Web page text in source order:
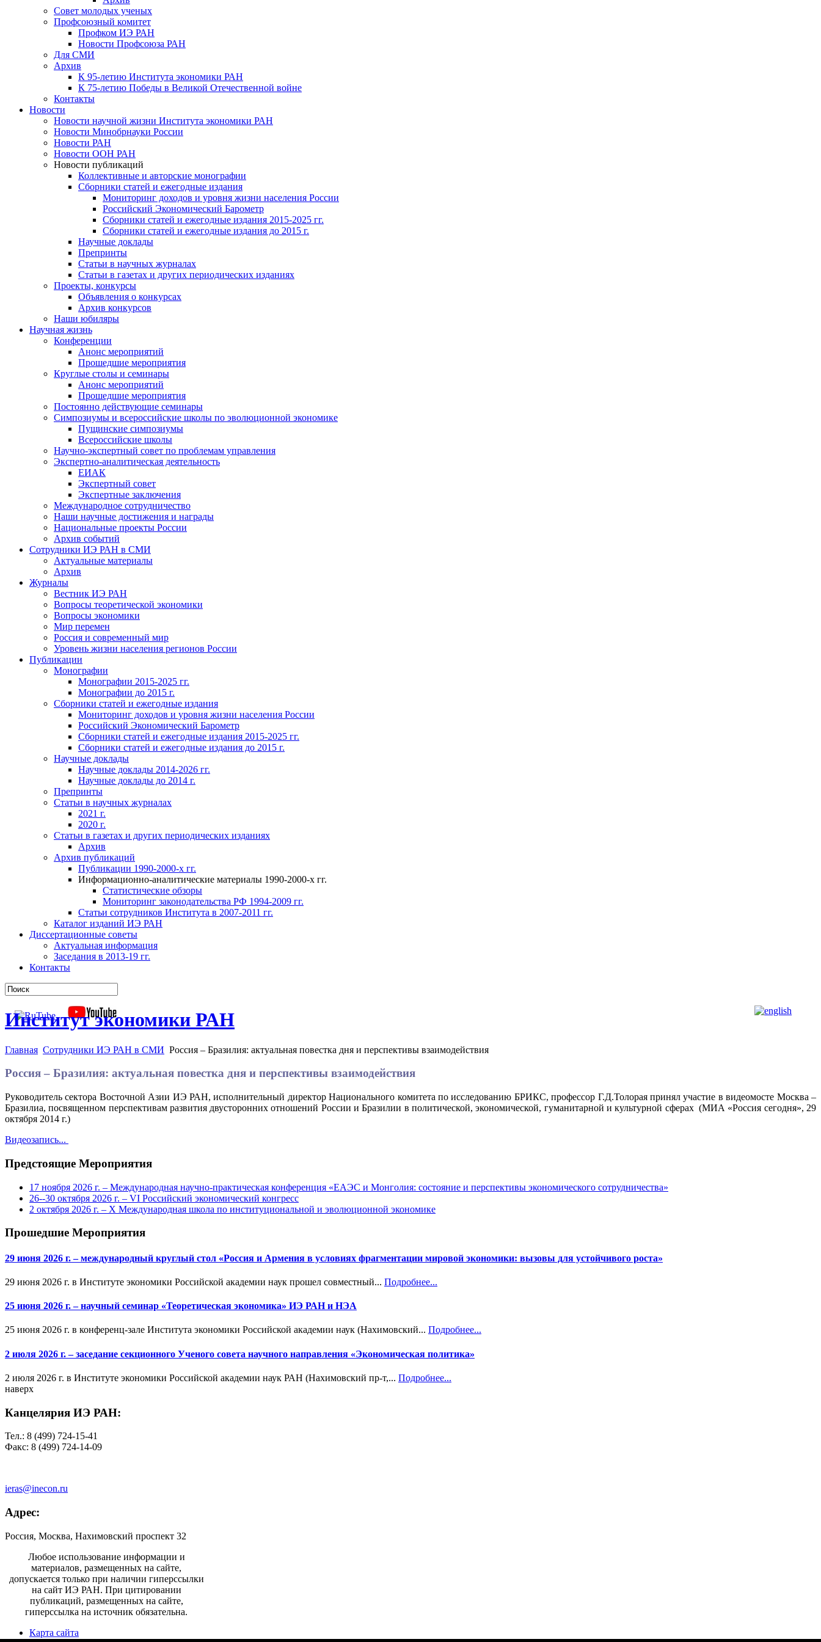
Совет молодых ученых
Профсоюзный комитет
Профком ИЭ РАН
Новости Профсоюза РАН
Для СМИ
Архив
К 95-летию Института экономики РАН
К 75-летию Победы в Великой Отечественной войне
Контакты
Новости
Новости научной жизни Института экономики РАН
Новости Минобрнауки России
Новости РАН
Новости ООН РАН
Новости публикаций
Коллективные и авторские монографии
Сборники статей и ежегодные издания
Мониторинг доходов и уровня жизни населения России
Российский Экономический Барометр
Сборники статей и ежегодные издания 2015-2025 гг.
Сборники статей и ежегодные издания до 2015 г.
Научные доклады
Препринты
Статьи в научных журналах
Статьи в газетах и других периодических изданиях
Проекты, конкурсы
Объявления о конкурсах
Архив конкурсов
Наши юбиляры
Научная жизнь
Конференции
Анонс мероприятий
Прошедшие мероприятия
Круглые столы и семинары
Анонс мероприятий
Прошедшие мероприятия
Постоянно действующие семинары
Симпозиумы и всероссийские школы по эволюционной экономике
Пущинские симпозиумы
Всероссийские школы
Научно-экспертный совет по проблемам управления
Экспертно-аналитическая деятельность
ЕИАК
Экспертный совет
Экспертные заключения
Международное сотрудничество
Наши научные достижения и награды
Национальные проекты России
Архив событий
Сотрудники ИЭ РАН в СМИ
Актуальные материалы
Архив
Журналы
Вестник ИЭ РАН
Вопросы теоретической экономики
Вопросы экономики
Мир перемен
Россия и современный мир
Уровень жизни населения регионов России
Публикации
Монографии
Монографии 2015-2025 гг.
Монографии до 2015 г.
Сборники статей и ежегодные издания
Мониторинг доходов и уровня жизни населения России
Российский Экономический Барометр
Сборники статей и ежегодные издания 2015-2025 гг.
Сборники статей и ежегодные издания до 2015 г.
Научные доклады
Научные доклады 2014-2026 гг.
Научные доклады до 2014 г.
Препринты
Статьи в научных журналах
2021 г.
2020 г.
Статьи в газетах и других периодических изданиях
Архив
Архив публикаций
Публикации 1990-2000-х гг.
Информационно-аналитические материалы 1990-2000-х гг.
Статистические обзоры
Мониторинг законодательства РФ 1994-2009 гг.
Статьи сотрудников Института в 2007-2011 гг.
Каталог изданий ИЭ РАН
Диссертационные советы
Актуальная информация
Заседания в 2013-19 гг.
Контакты
Институт экономики РАН
Главная Сотрудники ИЭ РАН в СМИ Россия – Бразилия: актуальная повестка дня и перспективы взаимодействия
Россия – Бразилия: актуальная повестка дня и перспективы взаимодействия
Руководитель сектора Восточной Азии ИЭ РАН, исполнительный директор Национального комитета по исследованию БРИКС, профессор Г.Д.Толорая принял участие в видеомосте Москва –
Бразилиа, посвященном перспективам развития двусторонних отношений России и Бразилии в политической, экономической, гуманитарной и культурной сферах (МИА «Россия сегодня», 29
октября 2014 г.)
Видеозапись...
Предстоящие Мероприятия
17 ноября 2026 г. – Международная научно-практическая конференция «ЕАЭС и Монголия: состояние и перспективы экономического сотрудничества»
26--30 октября 2026 г. – VI Российский экономический конгресс
2 октября 2026 г. – X Международная школа по институциональной и эволюционной экономике
Прошедшие Мероприятия
29 июня 2026 г. – международный круглый стол «Россия и Армения в условиях фрагментации мировой экономики: вызовы для устойчивого роста»
29 июня 2026 г. в Институте экономики Российской академии наук прошел совместный... Подробнее...
25 июня 2026 г. – научный семинар «Теоретическая экономика» ИЭ РАН и НЭА
25 июня 2026 г. в конференц-зале Института экономики Российской академии наук (Нахимовский... Подробнее...
2 июля 2026 г. – заседание секционного Ученого совета научного направления «Экономическая политика»
2 июля 2026 г. в Институте экономики Российской академии наук РАН (Нахимовский пр-т,... Подробнее...
наверх
Канцелярия ИЭ РАН:
Тел.: 8 (499) 724-15-41
Факс: 8 (499) 724-14-09
ieras@inecon.ru
Адрес:
Россия, Москва, Нахимовский проспект 32
Любое использование информации и
материалов, размещенных на сайте,
допускается только при наличии гиперссылки
на сайт ИЭ РАН. При цитировании
публикаций, размещенных на сайте,
гиперссылка на источник обязательна.
Карта сайта